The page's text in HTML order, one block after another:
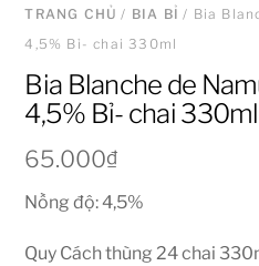
TRANG CHỦ / BIA BỈ / Bia
4,5% Bỉ- chai 330ml
Bia Blanche de
4,5% Bỉ- chai 330ml
65.000₫
Nồng độ: 4,5%
Quy Cách thùng 24 chai